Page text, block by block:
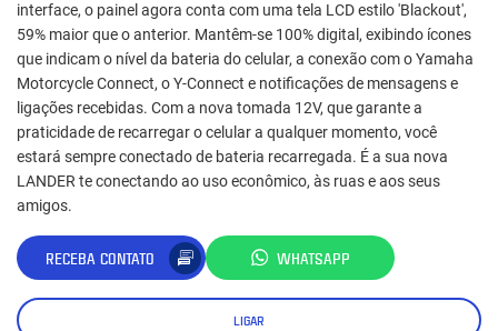
interface, o painel agora conta com uma tela LCD estilo 'Blackout',
59% maior que o anterior. Mantêm-se 100% digital, exibindo ícones
que indicam o nível da bateria do celular, a conexão com o Yamaha
Motorcycle Connect, o Y-Connect e notificações de mensagens e
ligações recebidas. Com a nova tomada 12V, que garante a
praticidade de recarregar o celular a qualquer momento, você
estará sempre conectado de bateria recarregada. É a sua nova
LANDER te conectando ao uso econômico, às ruas e aos seus
amigos.
RECEBA CONTATO WHATSAPP
LIGAR